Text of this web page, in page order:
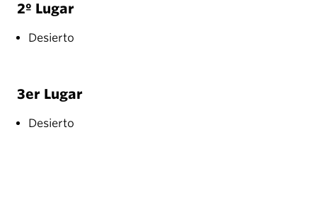
2º Lugar
Desierto
3er Lugar
Desierto